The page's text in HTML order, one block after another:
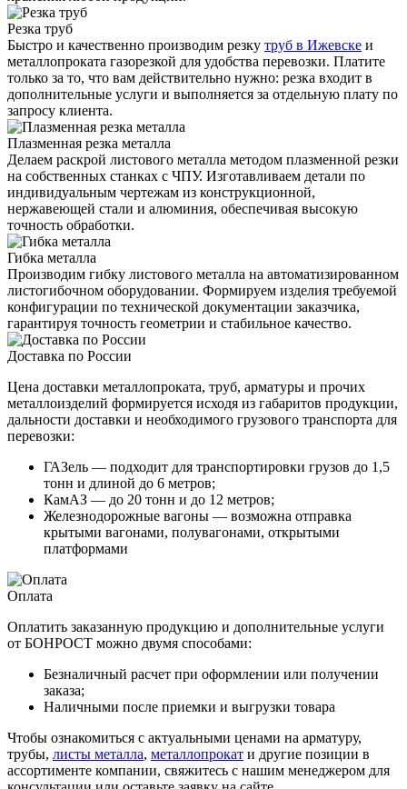
Резка труб
Быстро и качественно производим резку труб в Ижевске и
металлопроката газорезкой для удобства перевозки. Платите
только за то, что вам действительно нужно: резка входит в
дополнительные услуги и выполняется за отдельную плату по
запросу клиента.
Плазменная резка металла
Делаем раскрой листового металла методом плазменной резки
на собственных станках с ЧПУ. Изготавливаем детали по
индивидуальным чертежам из конструкционной,
нержавеющей стали и алюминия, обеспечивая высокую
точность обработки.
Гибка металла
Производим гибку листового металла на автоматизированном
листогибочном оборудовании. Формируем изделия требуемой
конфигурации по технической документации заказчика,
гарантируя точность геометрии и стабильное качество.
Доставка по России
Цена доставки металлопроката, труб, арматуры и прочих
металлоизделий формируется исходя из габаритов продукции,
дальности доставки и необходимого грузового транспорта для
перевозки:
ГАЗель — подходит для транспортировки грузов до 1,5
тонн и длиной до 6 метров;
КамАЗ — до 20 тонн и до 12 метров;
Железнодорожные вагоны — возможна отправка
крытыми вагонами, полувагонами, открытыми
платформами
Оплата
Оплатить заказанную продукцию и дополнительные услуги
от БОНРОСТ можно двумя способами:
Безналичный расчет при оформлении или получении
заказа;
Наличными после приемки и выгрузки товара
Чтобы ознакомиться с актуальными ценами на арматуру,
трубы, листы металла, металлопрокат и другие позиции в
ассортименте компании, свяжитесь с нашим менеджером для